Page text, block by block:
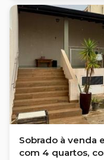
Sobrado à venda
com 4 quartos,